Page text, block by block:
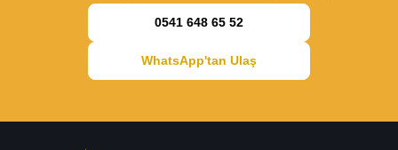
0541 648 65 52
WhatsApp'tan Ulaş